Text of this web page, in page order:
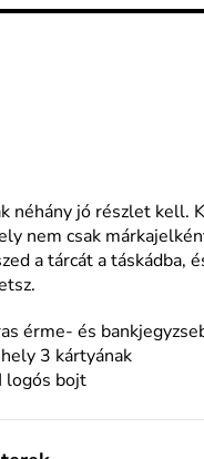
néhány jó részlet kell.
nem csak
a tárcát a táskádba,
érme- és
3 kártyának
logós bojt